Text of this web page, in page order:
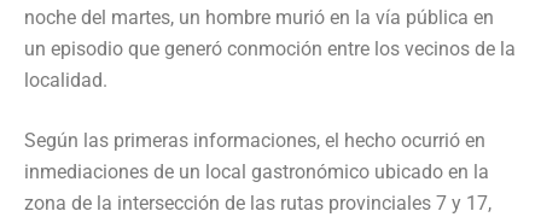
noche del martes, un hombre murió en la vía pública en
un episodio que generó conmoción entre los vecinos de la
localidad.
Según las primeras informaciones, el hecho ocurrió en
inmediaciones de un local gastronómico ubicado en la
zona de la intersección de las rutas provinciales 7 y 17,